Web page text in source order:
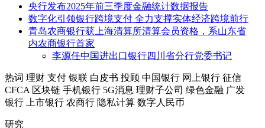
央行发布2025年前三季度金融统计数据报告
数字化引领银行跨境支付 全力支撑实体经济跨境前行
青岛农商银行获上海清算所清算会员资格，系山东省
内农商银行首家
李源任中国进出口银行四川省分行党委书记
热词 理财 支付 银联 白皮书 投顾 中国银行 网上银行 征信
CFCA 区块链 手机银行 5G消息 理财子公司 绿色金融 广发
银行
上市银行 农商行 隐私计算 数字人民币
研究